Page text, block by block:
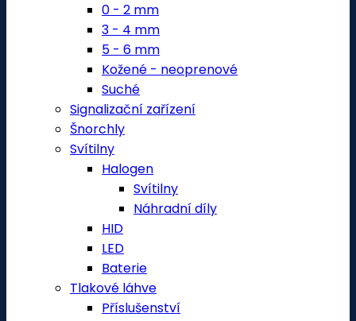
0 - 2 mm
3 - 4 mm
5 - 6 mm
Kožené - neoprenové
Suché
Signalizační zařízení
Šnorchly
Svítilny
Halogen
Svítilny
Náhradní díly
HID
LED
Baterie
Tlakové láhve
Příslušenství